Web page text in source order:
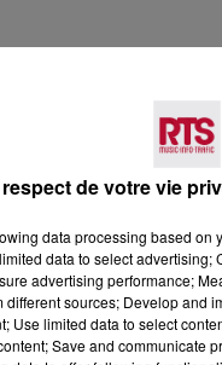
frites.com permet
tête dans le Sud :
Mairie au Boulou
à Toulouse
de votre vie
data processing based on
data to select
advertising performance;
different sources; Develop and
Use limited data to select
Save and communicate